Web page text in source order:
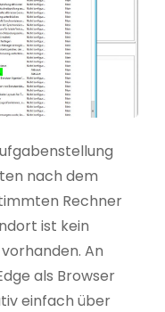
nach dem
Rechner
ist kein
An
als Browser
einfach über